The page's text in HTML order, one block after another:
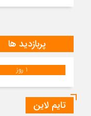
پربازدید ها
1 روز
تایم لاین